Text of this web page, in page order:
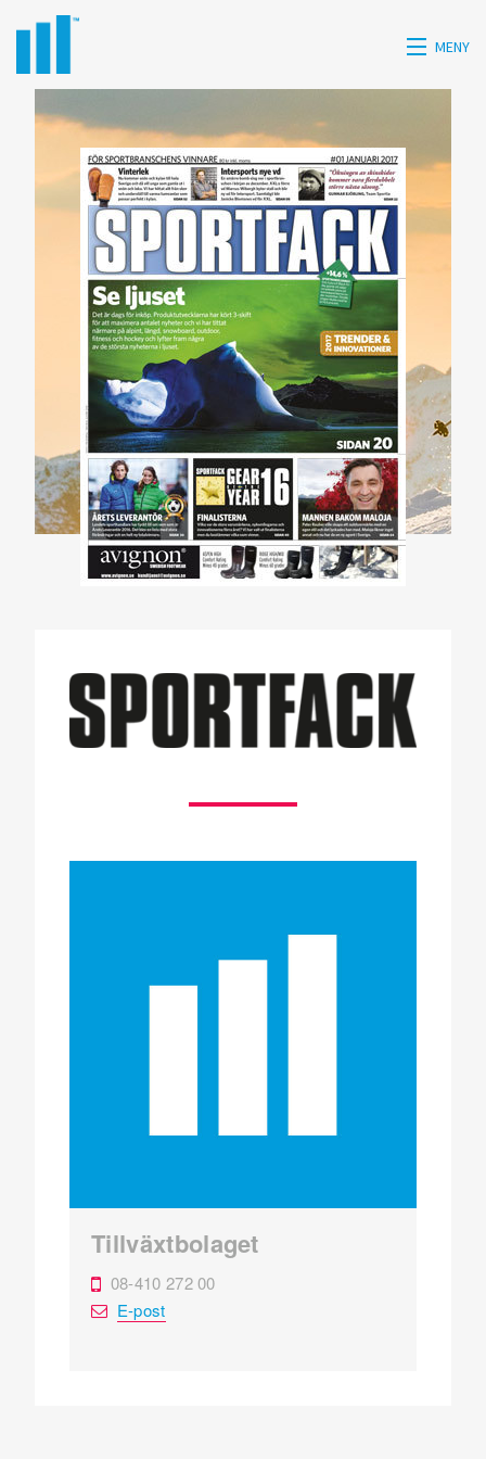
MENY
HEM
HISTORIK
TJÄNSTER
KONTAKT
PRESS
Tillväxtbolaget
08-410 272 00
E-post